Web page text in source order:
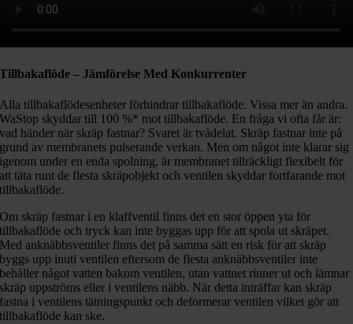
Tillbakaflöde – Jämförelse Med Konkurrenter
Alla tillbakaflödesenheter förhindrar tillbakaflöde. Vissa mer än andra.
WaStop skyddar till 100 %* mot tillbakaflöde. En fråga vi ofta får är:
vad händer när skräp fastnar? Svaret är tvådelat. Skräp fastnar inte på
grund av membranets pulserande verkan. Men om något inte klarar sig
igenom under en enda spolning, är membranet tillräckligt flexibelt för
att täta runt de flesta skräpobjekt och ventilen skyddar fortfarande mot
tillbakaflöde.
Om skräp fastnar i en klaffventil finns det en stor öppen yta för
tillbakaflöde och tryck kan inte byggas upp för att spola ut skräpet.
Med anknäbbsventiler finns det på samma sätt en risk för att skräp
byggs upp inuti ventilen eftersom de flesta anknäbbsventiler inte
behåller något vatten bakom ventilen, utan vattnet rinner ut och lämnar
skräp uppströms eller i ventilens näbb. När detta inträffar kan skräp
fastna i ventilens tätningspunkt och deformerar ventilen vilket gör att
tillbakaflöde kan ske.